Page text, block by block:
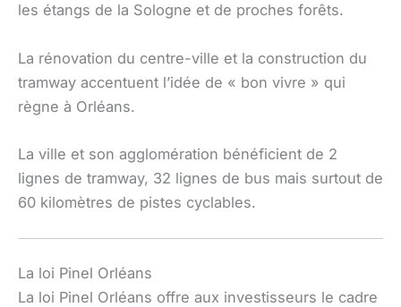
les étangs de la Sologne et de proches forêts.
La rénovation du centre-ville et la construction du
tramway accentuent l’idée de « bon vivre » qui
règne à Orléans.
La ville et son agglomération bénéficient de 2
lignes de tramway, 32 lignes de bus mais surtout de
60 kilomètres de pistes cyclables.
La loi Pinel Orléans
La loi Pinel Orléans offre aux investisseurs le cadre